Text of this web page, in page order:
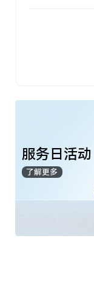
服务日活动
了解更多